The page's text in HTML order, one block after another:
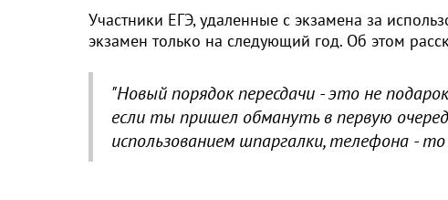
Участники ЕГЭ, удаленные с экзамена за
экзамен только на следующий год. Об этом
"Новый порядок пересдачи - это не
если ты пришел обмануть в первую
использованием шпаргалки, телефона - то